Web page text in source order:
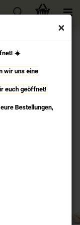
☀️
wir uns eine
euch geöffnet!
Bestellungen,
naturreinen,